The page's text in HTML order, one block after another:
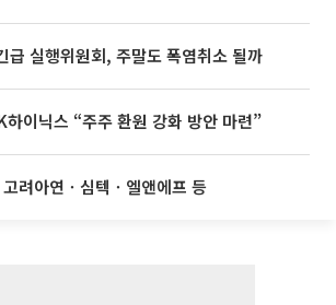
급 실행위원회, 주말도 폭염취소 될까
하이닉스 “주주 환원 강화 방안 마련”
려아연ㆍ심텍ㆍ엘앤에프 등